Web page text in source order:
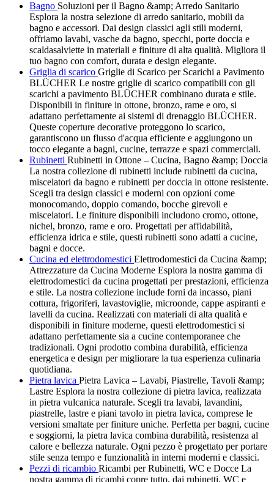
Bagno Soluzioni per il Bagno &amp; Arredo Sanitario
Esplora la nostra selezione di arredo sanitario, mobili da
bagno e accessori. Dai design classici agli stili moderni,
offriamo lavabi, vasche da bagno, specchi, porte doccia e
scaldasalviette in materiali e finiture di alta qualità. Migliora il
tuo bagno con comfort, durata e design elegante.
Griglia di scarico Griglie di Scarico per Scarichi a Pavimento
BLÜCHER Le nostre griglie di scarico compatibili con gli
scarichi a pavimento BLÜCHER combinano durata e stile.
Disponibili in finiture in ottone, bronzo, rame e oro, si
adattano perfettamente ai sistemi di drenaggio BLÜCHER.
Queste coperture decorative proteggono lo scarico,
garantiscono un flusso d'acqua efficiente e aggiungono un
tocco elegante a bagni, cucine, terrazze e spazi commerciali.
Rubinetti Rubinetti in Ottone – Cucina, Bagno &amp; Doccia
La nostra collezione di rubinetti include rubinetti da cucina,
miscelatori da bagno e rubinetti per doccia in ottone resistente.
Scegli tra design classici e moderni con opzioni come
monocomando, doppio comando, bocche girevoli e
miscelatori. Le finiture disponibili includono cromo, ottone,
nichel, bronzo, rame e oro. Progettati per affidabilità,
efficienza idrica e stile, questi rubinetti sono adatti a cucine,
bagni e docce.
Cucina ed elettrodomestici Elettrodomestici da Cucina &amp;
Attrezzature da Cucina Moderne Esplora la nostra gamma di
elettrodomestici da cucina progettati per prestazioni, efficienza
e stile. La nostra collezione include forni da incasso, piani
cottura, frigoriferi, lavastoviglie, microonde, cappe aspiranti e
lavelli da cucina. Realizzati con materiali di alta qualità e
disponibili in finiture moderne, questi elettrodomestici si
adattano perfettamente sia a cucine contemporanee che
tradizionali. Ogni prodotto combina durabilità, efficienza
energetica e design per migliorare la tua esperienza culinaria
quotidiana.
Pietra lavica Pietra Lavica – Lavabi, Piastrelle, Tavoli &amp;
Lastre Esplora la nostra collezione di pietra lavica, realizzata
in pietra vulcanica naturale. Scegli tra lavabi, lavandini,
piastrelle, lastre e piani tavolo in pietra lavica, comprese le
versioni smaltate per finiture uniche. Perfetta per bagni, cucine
e soggiorni, la pietra lavica combina durabilità, resistenza al
calore e bellezza naturale. Ogni pezzo è progettato per portare
stile senza tempo e funzionalità in interni moderni e classici.
Pezzi di ricambio Ricambi per Rubinetti, WC e Docce La
nostra gamma di ricambi copre tutto, dai rubinetti, WC e